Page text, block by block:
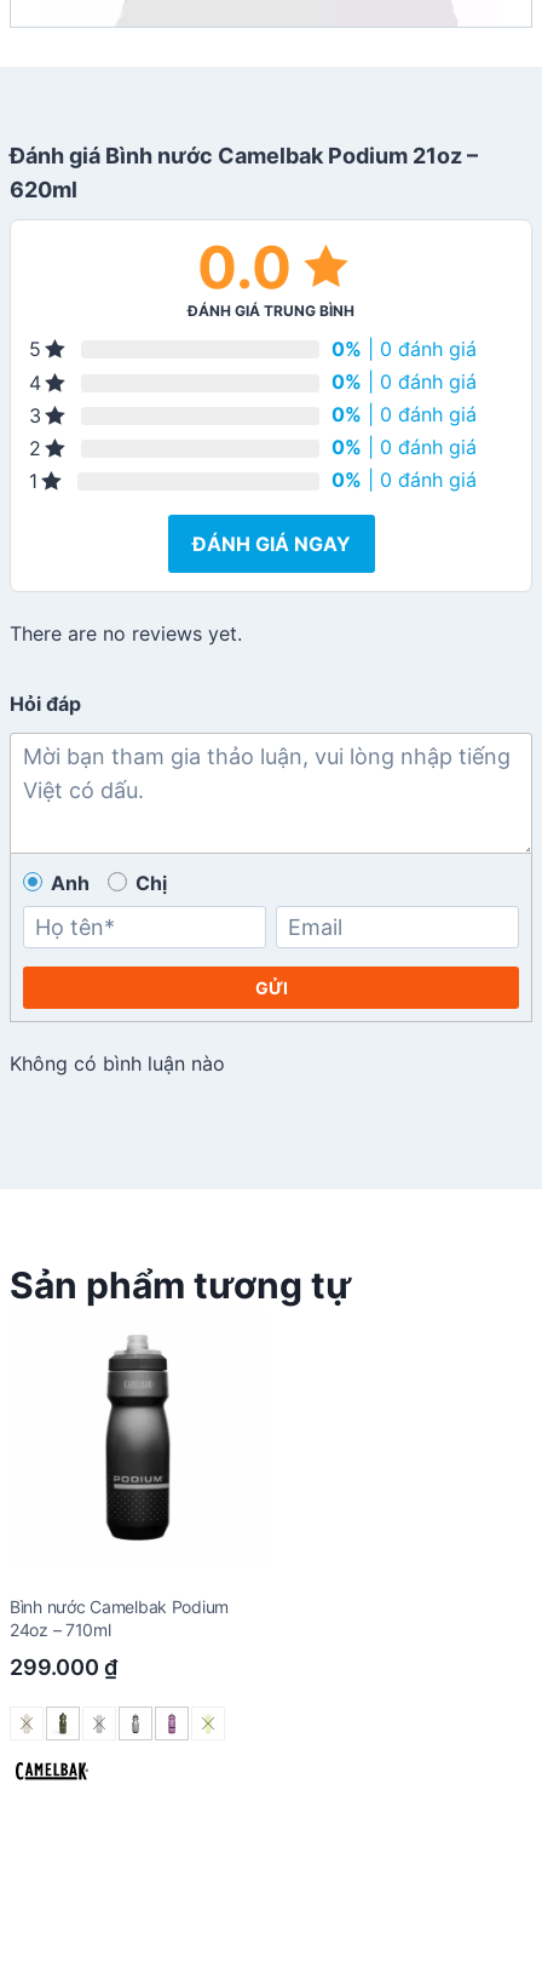
Đánh giá Bình nước Camelbak Podium 21oz –
620ml
0.0
ĐÁNH GIÁ TRUNG BÌNH
5 0% | 0 đánh giá
4
0% | 0 đánh giá
3
0% | 0 đánh giá
2
0% | 0 đánh giá
1
0% | 0 đánh giá
ĐÁNH GIÁ NGAY
There are no reviews yet.
Hỏi đáp
Anh Chị
GỬI
Không có bình luận nào
Sản phẩm tương tự
Bình nước Camelbak Podium
24oz – 710ml
299.000 ₫